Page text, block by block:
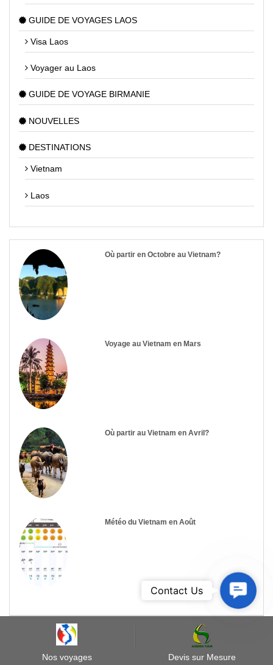
GUIDE DE VOYAGES LAOS
Visa Laos
Voyager au Laos
GUIDE DE VOYAGE BIRMANIE
NOUVELLES
DESTINATIONS
Vietnam
Laos
Où partir en Octobre au Vietnam?
Voyage au Vietnam en Mars
Où partir au Vietnam en Avril?
Météo du Vietnam en Août
Les plus récents commentaires
Agenda Tour Vietnam
11:10:40 07/08/2026
Nos voyages Devis sur Mesure
Contact
Contact Us